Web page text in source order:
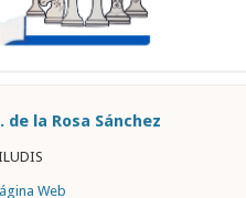
de la Rosa Sánchez
Web